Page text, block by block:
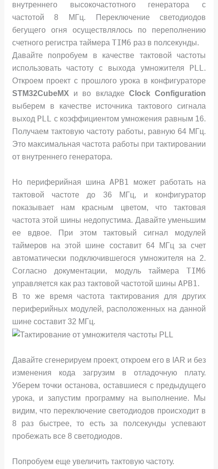
внутреннего высокочастотного генератора с
частотой 8 МГц. Переключение светодиодов
бегущего огня осуществлялось по переполнению
счетного регистра таймера TIM6 раз в полсекунды.
Давайте попробуем в качестве тактовой частоты
использовать частоту с выхода умножителя
PLL.
Откроем проект с прошлого урока в конфигураторе
STM32CubeMX и во вкладкеClock Configuration
выберем в качестве источника тактового сигнала
выход PLL с коэффициентом умножения равным 16.
Получаем тактовую частоту работы, равную 64 МГц.
Это максимальная частота работы при тактировании
от внутреннего генератора.
Но периферийная шина APB1 может работать на
тактовой частоте до 36 МГц, и конфигуратор
показывает нам красным цветом, что тактовая
частота этой шины недопустима. Давайте уменьшим
ее вдвое. При этом тактовый сигнал модулей
таймеров на этой шине составит 64 МГц за счет
автоматически подключившегося умножителя на 2.
Согласно документации, модуль таймераTIM6
управляется как раз тактовой частотой шины APB1.
В то же время частота тактирования для других
периферийных модулей, расположенных на данной
шине составит 32 МГц.
Давайте сгенерируем проект, откроем его в IAR и без
изменения кода загрузим в отладочную плату.
Уберем точки останова, оставшиеся с предыдущего
урока, и запустим программу на выполнение. Мы
видим, что переключение светодиодов происходит в
8 раз быстрее, то есть за полсекунды успевают
пробежать все 8 светодиодов.
Попробуем еще увеличить тактовую частоту.